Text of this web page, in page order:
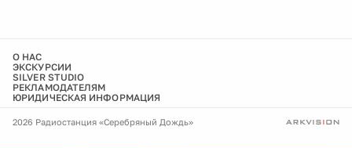
О НАС
ЭКСКУРСИИ
SILVER STUDIO
РЕКЛАМОДАТЕЛЯМ
ЮРИДИЧЕСКАЯ ИНФОРМАЦИЯ
2026 Радиостанция «Серебряный Дождь»